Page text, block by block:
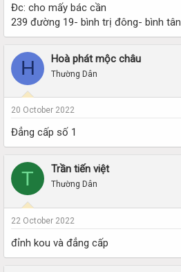
Đc: cho mấy bác cần
239 đường 19- bình trị đông- bình tân
H Hoà phát mộc châu
Thường Dân
20 October 2022
Đẳng cấp số 1
T Trần tiến việt
Thường Dân
22 October 2022
đỉnh kou và đẳng cấp